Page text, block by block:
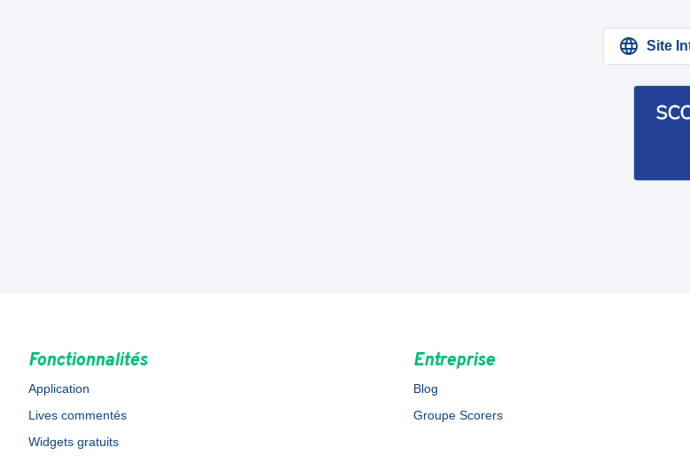
Site
Fonctionnalités
Application
Lives commentés
Widgets gratuits
Entreprise
Blog
Groupe Scorers